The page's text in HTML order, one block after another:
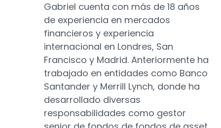
Gabriel cuenta con más de 18 años
de experiencia en mercados
financieros y experiencia
internacional en Londres, San
Francisco y Madrid. Anteriormente ha
trabajado en entidades como Banco
Santander y Merrill Lynch, donde ha
desarrollado diversas
responsabilidades como gestor